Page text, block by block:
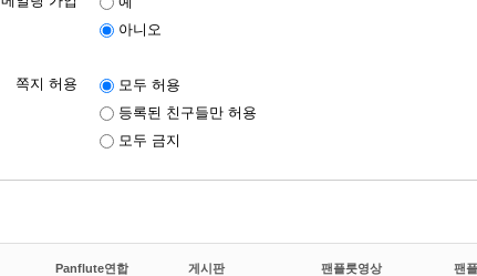
아니오
쪽지 허용
모두 허용
등록된 친구들만 허용
모두 금지
Panflute연합 게시판
팬플룻영상
팬